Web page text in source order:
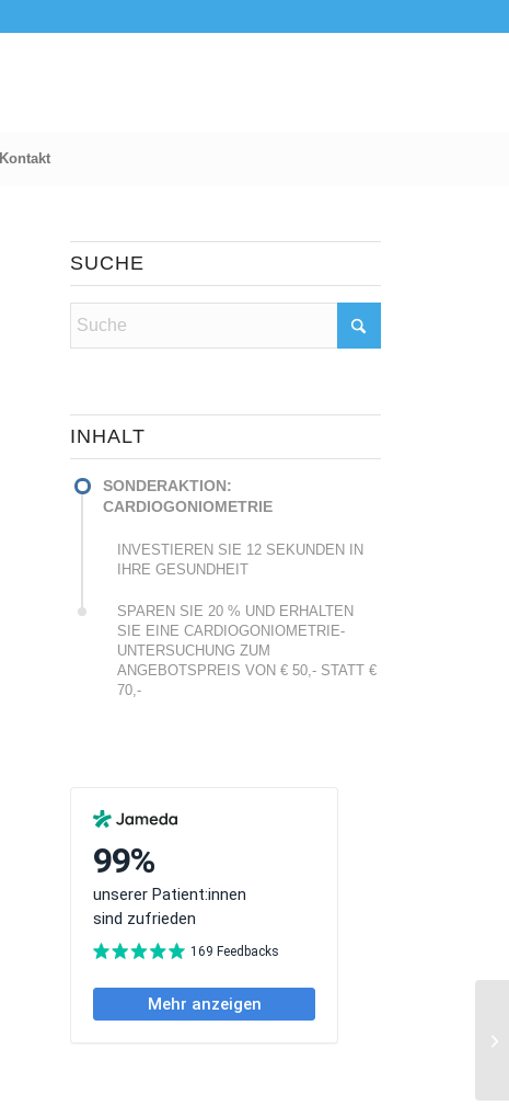
Kontakt
SUCHE
INHALT
SONDERAKTION:
CARDIOGONIOMETRIE
INVESTIEREN SIE 12 SEKUNDEN IN
IHRE GESUNDHEIT
SPAREN SIE 20 % UND ERHALTEN
SIE EINE CARDIOGONIOMETRIE-
UNTERSUCHUNG ZUM
ANGEBOTSPREIS VON € 50,- STATT €
70,-